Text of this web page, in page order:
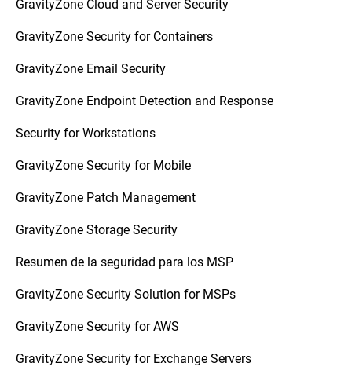
GravityZone Cloud and Server Security
GravityZone Security for Containers
GravityZone Email Security
GravityZone Endpoint Detection and Response
Security for Workstations
GravityZone Security for Mobile
GravityZone Patch Management
GravityZone Storage Security
Resumen de la seguridad para los MSP
GravityZone Security Solution for MSPs
GravityZone Security for AWS
GravityZone Security for Exchange Servers